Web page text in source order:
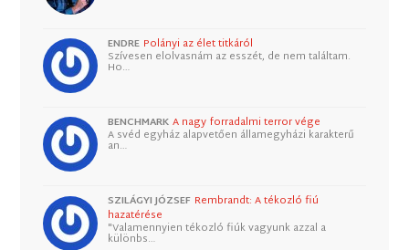
ENDRE Polányi az élet titkáról
Szívesen elolvasnám az esszét, de nem találtam.
Ho…
BENCHMARK A nagy forradalmi terror vége
A svéd egyház alapvetően államegyházi karakterű
an…
SZILÁGYI JÓZSEF Rembrandt: A tékozló fiú
hazatérése
"Valamennyien tékozló fiúk vagyunk azzal a
különbs…